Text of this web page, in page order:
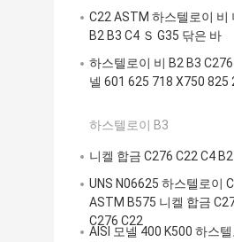
C22 ASTM 하스텔로이 비
B2 B3 C4 Ｓ G35 닦은 바
하스텔로이 비 B2 B3
넬 601 625 718 X750 825
하스텔로이 B3
니켈 합금 C276 C22 C4
UNS N06625 하스텔로이
ASTM B575 니켈 합금
C276 C22
AISI 모넬 400 K500 하스